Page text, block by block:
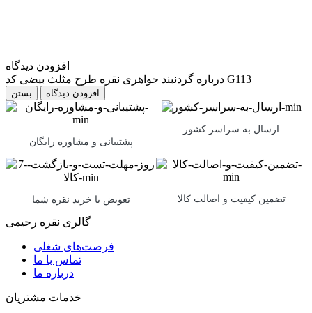
افزودن دیدگاه
درباره گردنبند جواهری نقره طرح مثلث بیضی کد G113
بستن
پشتیبانی و مشاوره رایگان
ارسال به سراسر کشور
تعویض یا خرید نقره شما تضمین کیفیت و اصالت کالا
گالری نقره رحیمی
فرصت‌های شغلی
تماس با ما
درباره ما
خدمات مشتریان